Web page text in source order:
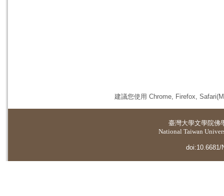
建議您使用 Chrome, Firefox,
臺灣大學文學院佛
National Taiwan
doi:10.6681/